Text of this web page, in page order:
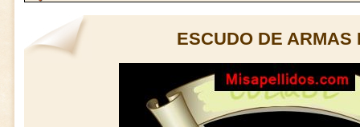
ESCUDO DE ARMAS